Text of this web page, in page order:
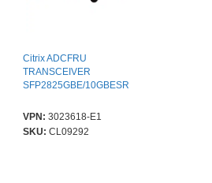
Citrix ADCFRU
TRANSCEIVER
SFP2825GBE/10GBESR100M
VPN: 3023618-E1
SKU: CL09292